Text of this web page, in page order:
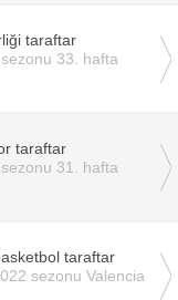
taraftar
33. hafta
taraftar
31. hafta
taraftar
sezonu Valencia